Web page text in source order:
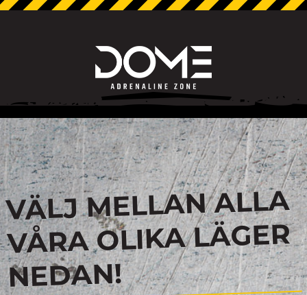
VÄLJ MELLAN ALLA
VÅRA OLIKA LÄGER
NEDAN!